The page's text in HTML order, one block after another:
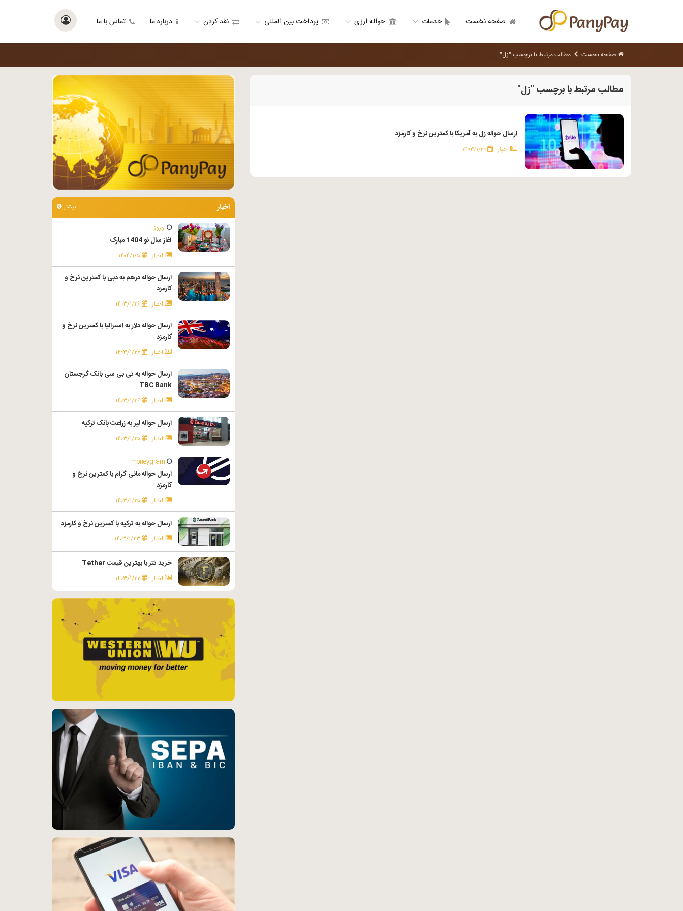
صفحه نخست خدمات حواله ارزی پرداخت بین المللی نقد کردن درباره ما تماس با ما
صفحه نخست مطالب مرتبط با برچسب "زل"
مطالب مرتبط با برچسب "زل"
ارسال حواله زل به آمریکا با کمترین نرخ و کارمزد
اخبار ۱۴۰۳/۱/۲۰
اخبار بیشتر
نوروز
آغاز سال نو 1404 مبارک
اخبار ۱۴۰۴/۱/۵
ارسال حواله درهم به دبی با کمترین نرخ و
کارمزد
اخبار ۱۴۰۳/۱/۲۶
ارسال حواله دلار به استرالیا با کمترین نرخ و
کارمزد
اخبار ۱۴۰۳/۱/۲۶
ارسال حواله به تی بی سی بانک گرجستان
TBC Bank
اخبار ۱۴۰۳/۱/۲۶
ارسال حواله لیر به زراعت بانک ترکیه
اخبار ۱۴۰۳/۱/۲۵
moneygram
ارسال حواله مانی گرام با کمترین نرخ و
کارمزد
اخبار ۱۴۰۳/۱/۲۵
ارسال حواله به ترکیه با کمترین نرخ و کارمزد
اخبار ۱۴۰۳/۱/۲۳
خرید تتر با بهترین قیمت Tether
اخبار ۱۴۰۳/۱/۲۲